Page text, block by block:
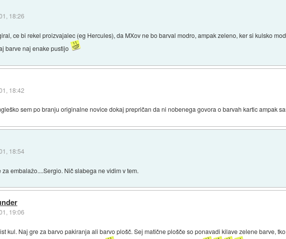
18:26
ce bi rekel proizvajalec (eg Hercules), da MXov ne bo barval modro, ampak zeleno, ker si kulsko
barve naj enake pustijo
18:42
sem po branju originalne novice dokaj prepričan da ni nobenega govora o barvah kartic ampak
18:54
embalažo....Sergio. Nič slabega ne vidim v tem.
19:06
kul. Naj gre za barvo pakiranja ali barvo plošč. Sej matične plošče so ponavadi kilave zelene barve,